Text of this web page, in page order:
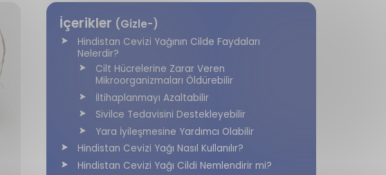
İçerikler (Gizle-)
Hindistan Cevizi Yağının Cilde Faydaları
Nelerdir?
Cilt Hücrelerine Zarar Veren
Mikroorganizmaları Öldürebilir
İltihaplanmayı Azaltabilir
Sivilce Tedavisini Destekleyebilir
Yara İyileşmesine Yardımcı Olabilir
Hindistan Cevizi Yağı Nasıl Kullanılır?
Hindistan Cevizi Yağı Cildi Nemlendirir mi?